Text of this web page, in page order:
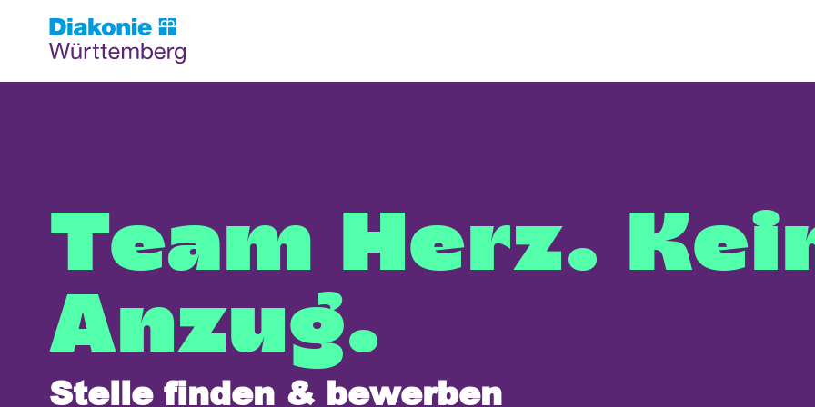
Team Herz.
Anzug.
Stelle finden & bewerben